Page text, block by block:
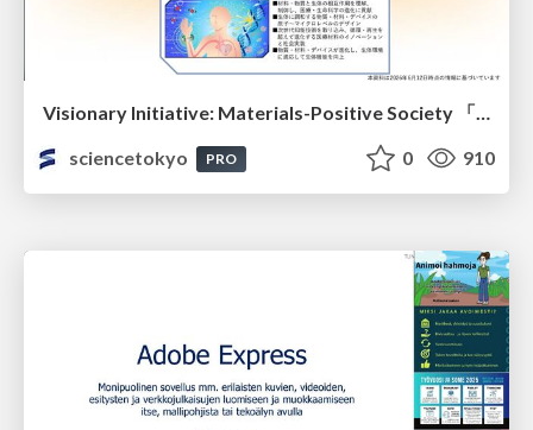
Visionary Initiative: Materials-Positive Society 「モノの進化をポジティブな社会の原動力に」｜Science Tokyo（東京科学大学）
sciencetokyo
PRO 0 910